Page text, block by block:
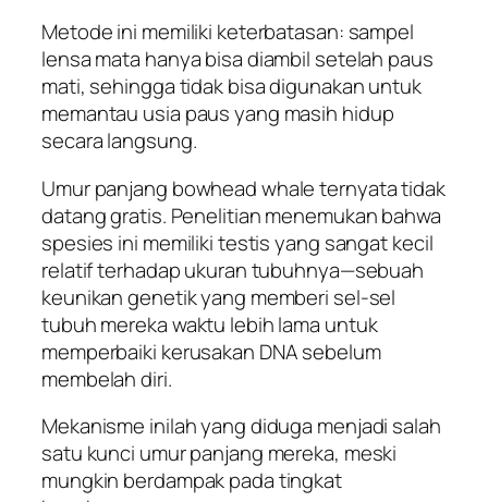
Metode ini memiliki keterbatasan: sampel
lensa mata hanya bisa diambil setelah paus
mati, sehingga tidak bisa digunakan untuk
memantau usia paus yang masih hidup
secara langsung.
Umur panjang bowhead whale ternyata tidak
datang gratis. Penelitian menemukan bahwa
spesies ini memiliki testis yang sangat kecil
relatif terhadap ukuran tubuhnya—sebuah
keunikan genetik yang memberi sel-sel
tubuh mereka waktu lebih lama untuk
memperbaiki kerusakan DNA sebelum
membelah diri.
Mekanisme inilah yang diduga menjadi salah
satu kunci umur panjang mereka, meski
mungkin berdampak pada tingkat